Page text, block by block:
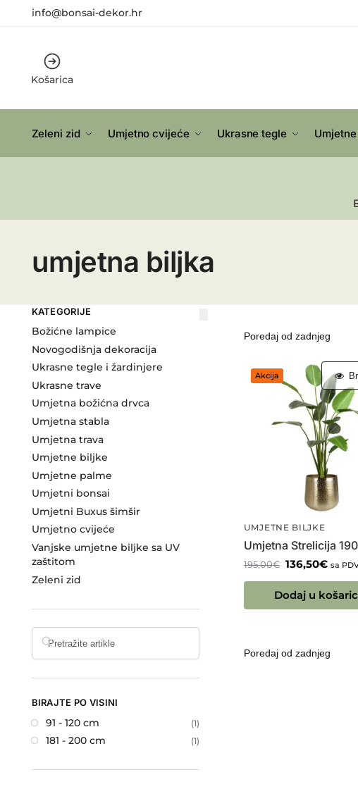
info@bonsai-dekor.hr
Košarica
Zeleni zid Umjetno cvijeće Ukrasne tegle
umjetna biljka
Akcija
UMJETNE BILJKE
Umjetna Strelicija
195,00€ 136,50€ sa
Dodaj u
KATEGORIJE
Božićne lampice
Novogodišnja dekoracija
Ukrasne tegle i žardinjere
Ukrasne trave
Umjetna božićna drvca
Umjetna stabla
Umjetna trava
Umjetne biljke
Umjetne palme
Umjetni bonsai
Umjetni Buxus šimšir
Umjetno cvijeće
Vanjske umjetne biljke sa UV
zaštitom
Zeleni zid
BIRAJTE PO VISINI
91 - 120 cm (1)
181 - 200 cm (1)